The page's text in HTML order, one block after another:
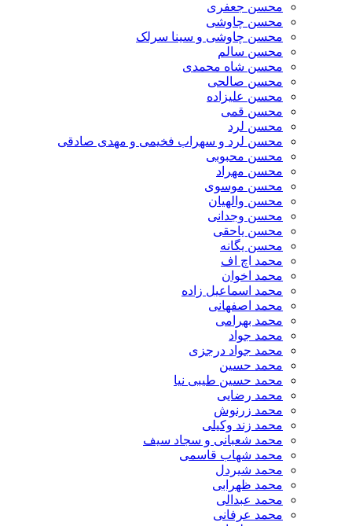
محسن جعفری
محسن چاوشی
محسن چاوشی و سینا سرلک
محسن سالم
محسن شاه محمدی
محسن صالحی
محسن علیزاده
محسن قمی
محسن لرد
محسن لرد و سهراب فخیمی و مهدی صادقی
محسن محبوبی
محسن مهراد
محسن موسوی
محسن والهیان
محسن وجدانی
محسن یاحقی
محسن یگانه
محمد اچ اف
محمد اخوان
محمد اسماعیل زاده
محمد اصفهانی
محمد بهرامی
محمد جواد
محمد جواد درجزی
محمد حسین
محمد حسین طیبی نیا
محمد رضایی
محمد زرنوش
محمد زند وکیلی
محمد شعبانی و سجاد سیف
محمد شهاب قاسمی
​محمد شیردل
محمد ظهرابی
محمد عبدالی
محمد عرفانی